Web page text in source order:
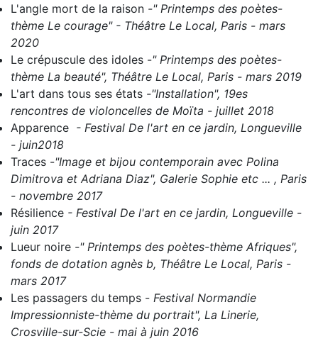
L'angle mort de la raison -" Printemps des poètes-
thème Le courage" - Théâtre Le Local, Paris - mars
2020
Le crépuscule des idoles -" Printemps des poètes-
thème La beauté", Théâtre Le Local, Paris - mars 2019
L'art dans tous ses états -"Installation", 19es
rencontres de violoncelles de Moïta - juillet 2018
Apparence - Festival De l'art en ce jardin, Longueville
- juin2018
Traces -"Image et bijou contemporain avec Polina
Dimitrova et Adriana Diaz", Galerie Sophie etc ... , Paris
- novembre 2017
Résilience - Festival De l'art en ce jardin, Longueville -
juin 2017
Lueur noire -" Printemps des poètes-thème Afriques",
fonds de dotation agnès b, Théâtre Le Local, Paris -
mars 2017
Les passagers du temps - Festival Normandie
Impressionniste-thème du portrait", La Linerie,
Crosville-sur-Scie - mai à juin 2016